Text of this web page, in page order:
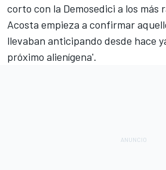
corto con la Demosedici a los más
Acosta empieza a confirmar
llevaban anticipando desde hace
próximo alienígena'.